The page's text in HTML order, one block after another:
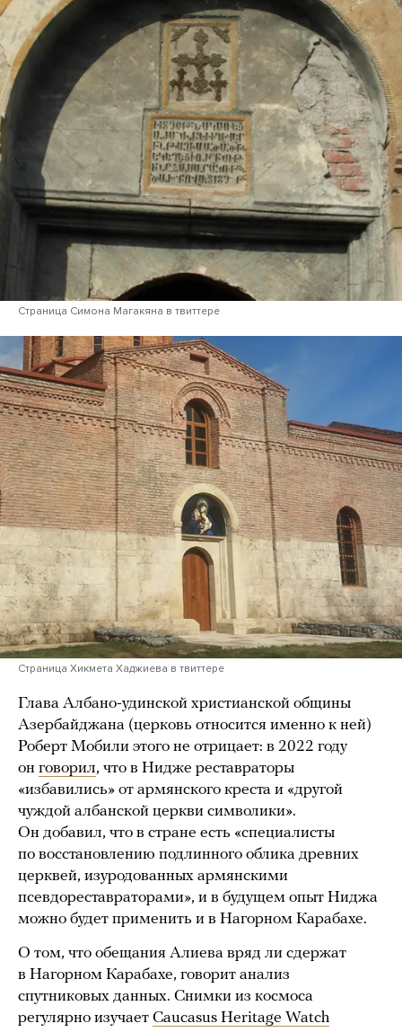
Страница Симона Магакяна в твиттере
Страница Хикмета Хаджиева в твиттере
Глава Албано-удинской христианской общины
Азербайджана (церковь относится именно к ней)
Роберт Мобили этого не отрицает: в 2022 году
он говорил, что в Нидже реставраторы
«избавились» от армянского креста и «другой
чуждой албанской церкви символики».
Он добавил, что в стране есть «специалисты
по восстановлению подлинного облика древних
церквей, изуродованных армянскими
псевдореставраторами», и в будущем опыт Ниджа
можно будет применить и в Нагорном Карабахе.
О том, что обещания Алиева вряд ли сдержат
в Нагорном Карабахе, говорит анализ
спутниковых данных. Снимки из космоса
регулярно изучает Caucasus Heritage Watch